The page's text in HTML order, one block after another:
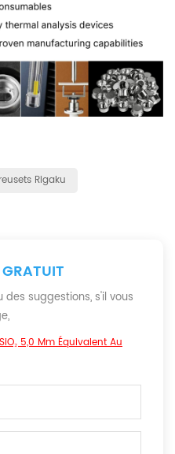
Rigaku
des suggestions, s'il vous
5,0 Mm Équivalent Au